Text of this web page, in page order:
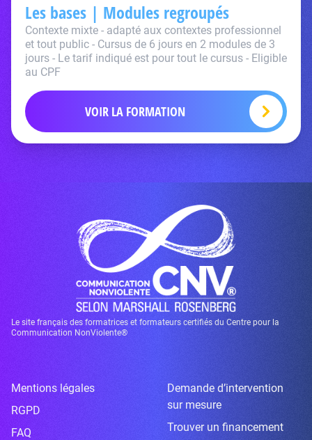
Les bases | Modules regroupés
Contexte mixte - adapté aux contextes professionnel
et tout public - Cursus de 6 jours en 2 modules de 3
jours - Le tarif indiqué est pour tout le cursus - Eligible
au CPF
VOIR LA FORMATION
Le site français des formatrices et formateurs certifiés du Centre pour la
Communication NonViolente®
Mentions légales
RGPD
FAQ
Demande d’intervention
sur mesure
Trouver un financement